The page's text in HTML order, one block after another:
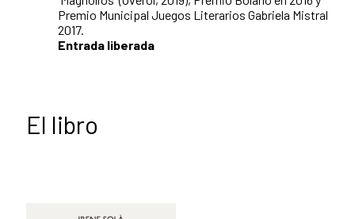
Premio Municipal Juegos Literarios Gabriela Mistral
2017.
Entrada liberada
El libro